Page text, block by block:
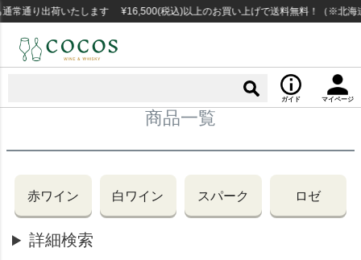
常通り出荷いたします ¥16,500(税込)以上のお買い上げで送料無料！（※北海
ガイド マイページ
商品一覧
赤ワイン 白ワイン スパーク ロゼ
詳細検索